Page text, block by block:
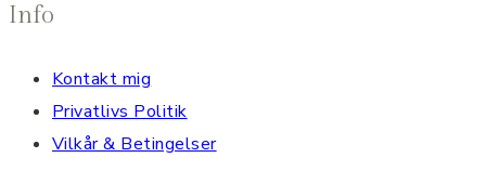
Info
Kontakt mig
Privatlivs Politik
Vilkår & Betingelser